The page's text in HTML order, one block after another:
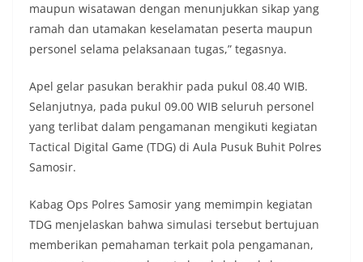
Ini Alasan Plh Sekda Medan Sarankan Jhon Ester
Lase Segera Dievaluasi
Percepat Penanganan Infrastruktur Kota Medan,
Dinas SDABMBK Perkuat Sinergi dengan
maupun wisatawan dengan menunjukkan sikap yang
ramah dan utamakan keselamatan peserta maupun
personel selama pelaksanaan tugas,” tegasnya.
Apel gelar pasukan berakhir pada pukul 08.40 WIB.
Selanjutnya, pada pukul 09.00 WIB seluruh personel
yang terlibat dalam pengamanan mengikuti kegiatan
Tactical Digital Game (TDG) di Aula Pusuk Buhit Polres
Samosir.
Kabag Ops Polres Samosir yang memimpin kegiatan
TDG menjelaskan bahwa simulasi tersebut bertujuan
memberikan pemahaman terkait pola pengamanan,